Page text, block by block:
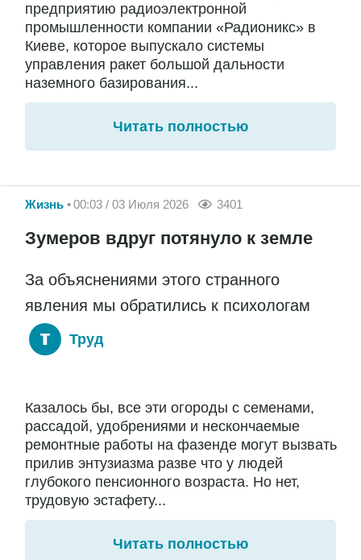
предприятию радиоэлектронной
промышленности компании «Радионикс» в
Киеве, которое выпускало системы
управления ракет большой дальности
наземного базирования...
Читать полностью
Жизнь 00:03 / 03 Июля 2026 3401
Зумеров вдруг потянуло к земле
За объяснениями этого странного
явления мы обратились к психологам
Труд
Казалось бы, все эти огороды с семенами,
рассадой, удобрениями и нескончаемые
ремонтные работы на фазенде могут вызвать
прилив энтузиазма разве что у людей
глубокого пенсионного возраста. Но нет,
трудовую эстафету...
Читать полностью